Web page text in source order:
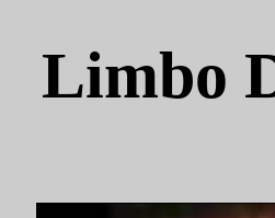
Limbo